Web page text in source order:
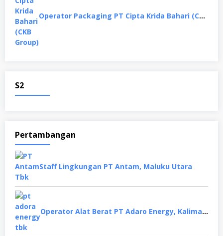
Operator Packaging PT Cipta Krida Bahari (CKB Group), Semarang
S2
Pertambangan
Staff Lingkungan PT Antam, Maluku Utara
Operator Alat Berat PT Adaro Energy, Kalimantan Selatan